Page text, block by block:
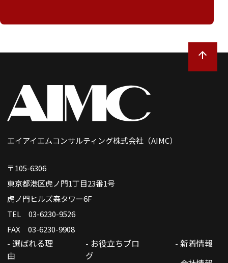
エイアイエムコンサルティング株式会社（AIMC）
〒105-6306
東京都港区虎ノ門1丁目23番1号
虎ノ門ヒルズ森タワー6F
TEL 03-6230-9526
FAX 03-6230-9908
- 選ばれる理
由
- お役立ちブロ
グ
- 新着情報